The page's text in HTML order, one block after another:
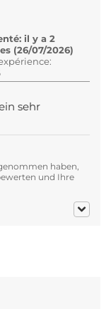
il y a 2
(26/07/2026)
sehr
haben,
und Ihre